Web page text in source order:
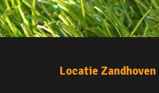
Locatie Zandhoven